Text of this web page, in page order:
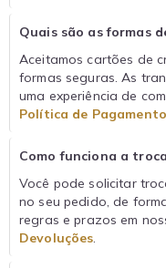
Quais são as formas
Aceitamos cartões de
formas seguras. As
uma experiência de
Política de Pagamento
Como funciona a
Você pode solicitar
no seu pedido, de
regras e prazos em
Devoluções.